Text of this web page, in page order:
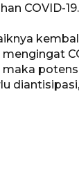
COVID-19.
7 Agustus